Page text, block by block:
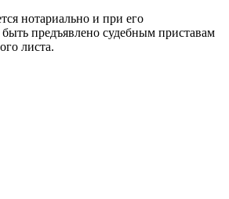
нотариально и при его
предъявлено судебным приставам
листа.